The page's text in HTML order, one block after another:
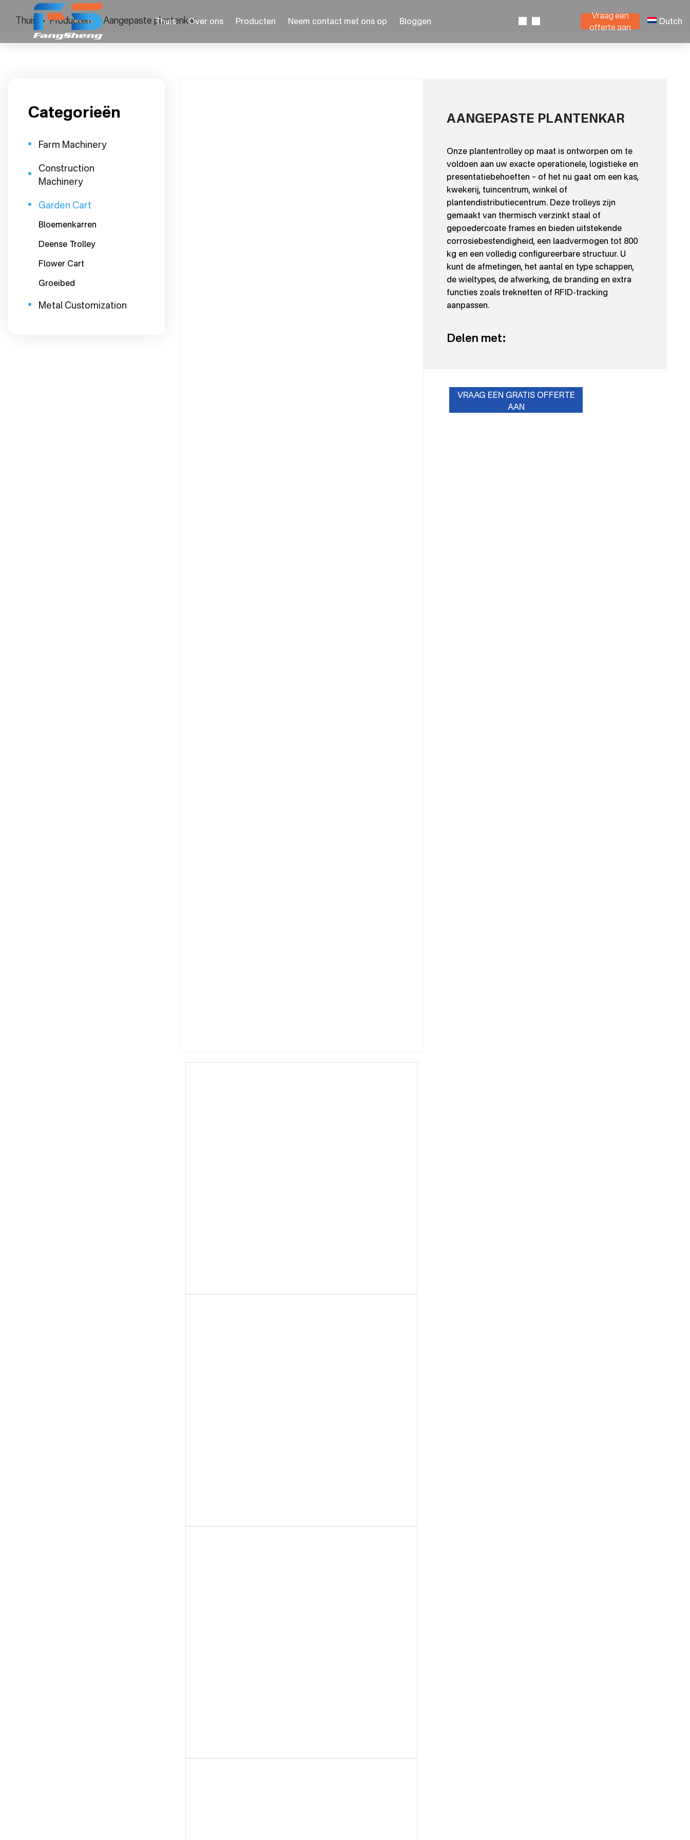
Thuis Over ons Producten Neem contact met ons op Bloggen
Vraag een
offerte aan
Dutch
Thuis > Producten Aangepaste plantenkar
Categorieën
Farm Machinery
Construction
Machinery
Garden Cart
Bloemenkarren
Deense Trolley
Flower Cart
Groeibed
Metal Customization
AANGEPASTE PLANTENKAR
Onze plantentrolley op maat is ontworpen om te
voldoen aan uw exacte operationele, logistieke en
presentatiebehoeften – of het nu gaat om een kas,
kwekerij, tuincentrum, winkel of
plantendistributiecentrum. Deze trolleys zijn
gemaakt van thermisch verzinkt staal of
gepoedercoate frames en bieden uitstekende
corrosiebestendigheid, een laadvermogen tot 800
kg en een volledig configureerbare structuur. U
kunt de afmetingen, het aantal en type schappen,
de wieltypes, de afwerking, de branding en extra
functies zoals treknetten of RFID-tracking
aanpassen.
Delen met:
VRAAG EEN GRATIS OFFERTE
AAN